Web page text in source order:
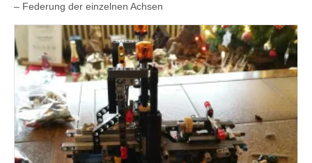
– Federung der einzelnen Achsen